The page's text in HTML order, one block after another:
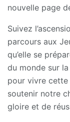
nouvelle page
Suivez
parcours aux
qu’elle se
du monde sur
pour vivre
soutenir notre
gloire et de